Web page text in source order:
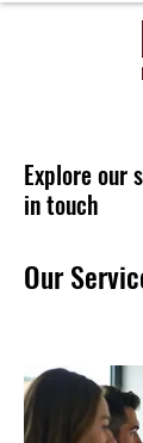
Explore our
in touch
Our